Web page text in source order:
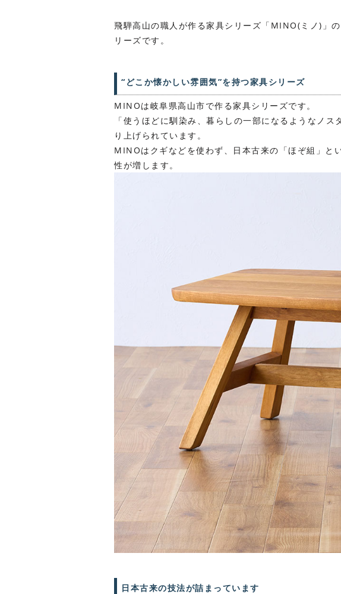
飛騨高山の職人が作る家具シリーズ「MINO(ミノ)」
リーズです。
“どこか懐かしい雰囲気”を持つ家具シリーズ
MINOは岐阜県高山市で作る家具シリーズです。
「使うほどに馴染み、暮らしの一部になるようなノ
り上げられています。
MINOはクギなどを使わず、日本古来の「ほぞ組」と
性が増します。
日本古来の技法が詰まっています